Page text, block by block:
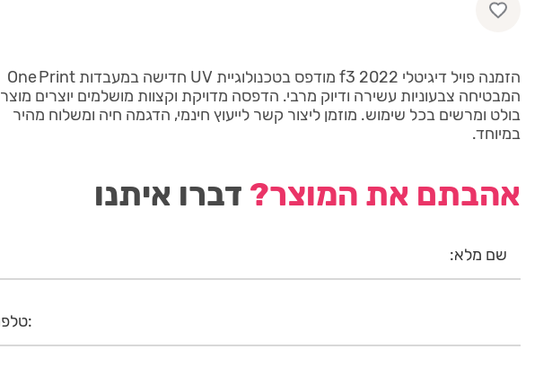
הזמנה פויל דיגיטלי 2022 f3 מודפס בטכנולוגיית UV חדישה במעבדות One Print
המבטיחה צבעוניות עשירה ודיוק מרבי. הדפסה מדויקת וקצוות מושלמים יוצרים מוצר
בולט ומרשים בכל שימוש. מוזמן ליצור קשר לייעוץ חינמי, הדגמה חיה ומשלוח מהיר
במיוחד.
אהבתם את המוצר? דברו איתנו